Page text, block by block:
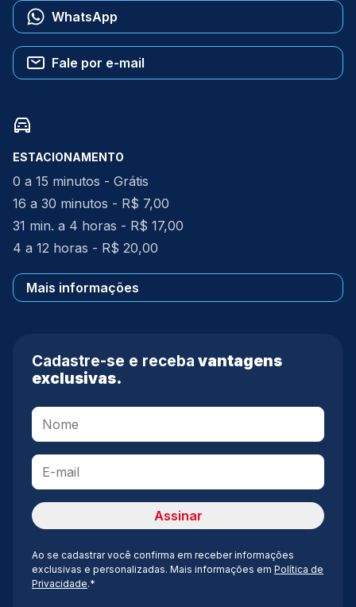
WhatsApp
Fale por e-mail
ESTACIONAMENTO
0 a 15 minutos - Grátis
16 a 30 minutos - R$ 7,00
31 min. a 4 horas - R$ 17,00
4 a 12 horas - R$ 20,00
Mais informações
Cadastre-se e receba vantagens
exclusivas.
Ao se cadastrar você confirma em receber informações
exclusivas e personalizadas. Mais informações em Política de
Privacidade.*